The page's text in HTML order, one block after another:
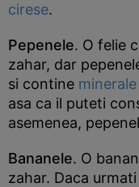
cirese.
Pepenele. O felie
zahar, dar
si contine minerale
asa ca il puteti
asemenea,
Bananele. O
zahar. Daca